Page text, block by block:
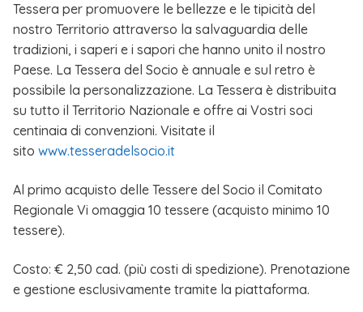
Tessera per promuovere le bellezze e le tipicità del
nostro Territorio attraverso la salvaguardia delle
tradizioni, i saperi e i sapori che hanno unito il nostro
Paese. La Tessera del Socio è annuale e sul retro è
possibile la personalizzazione. La Tessera è distribuita
su tutto il Territorio Nazionale e offre ai Vostri soci
centinaia di convenzioni. Visitate il
sito www.tesseradelsocio.it
Al primo acquisto delle Tessere del Socio il Comitato
Regionale Vi omaggia 10 tessere (acquisto minimo 10
tessere).
Costo: € 2,50 cad. (più costi di spedizione). Prenotazione
e gestione esclusivamente tramite la piattaforma.